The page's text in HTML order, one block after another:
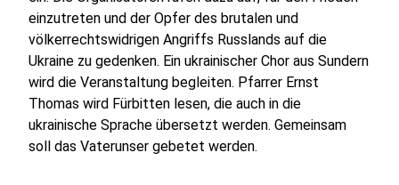
einzutreten und der Opfer des brutalen und
völkerrechtswidrigen Angriffs Russlands auf die
Ukraine zu gedenken. Ein ukrainischer Chor aus Sundern
wird die Veranstaltung begleiten. Pfarrer Ernst
Thomas wird Fürbitten lesen, die auch in die
ukrainische Sprache übersetzt werden. Gemeinsam
soll das Vaterunser gebetet werden.